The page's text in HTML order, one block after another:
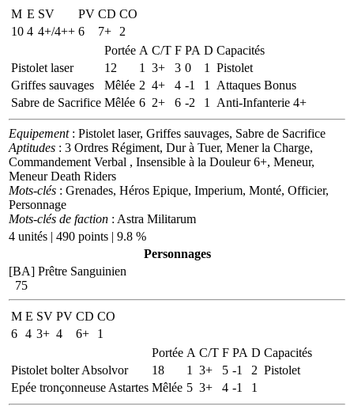
M E SV PV CD CO
10 4 4+/4++ 6 7+
2
Portée A C/T F PA D Capacités
Pistolet laser
12 1 3+ 3 0 1
Pistolet
Griffes sauvages
Mêlée 2 4+ 4 -1 1
Attaques Bonus
Sabre de Sacrifice Mêlée 6 2+ 6 -2 1 Anti-Infanterie 4+
Equipement: Pistolet laser, Griffes sauvages, Sabre de Sacrifice
Aptitudes : 3 Ordres Régiment, Dur à Tuer, Mener la Charge,
Commandement Verbal , Insensible à la Douleur 6+, Meneur,
Meneur Death Riders
Mots-clés : Grenades, Héros Epique, Imperium, Monté, Officier,
Personnage
Mots-clés de faction : Astra Militarum
4 unités | 490 points | 9.8 %
Personnages
[BA] Prêtre Sanguinien
75
M E SV PV CD CO
6 4 3+ 4 6+
1
Portée A C/T F PA D Capacités
Pistolet bolter Absolvor
18 1 3+ 5 -1 2 Pistolet
Epée tronçonneuse Astartes Mêlée 5 3+ 4 -1 1